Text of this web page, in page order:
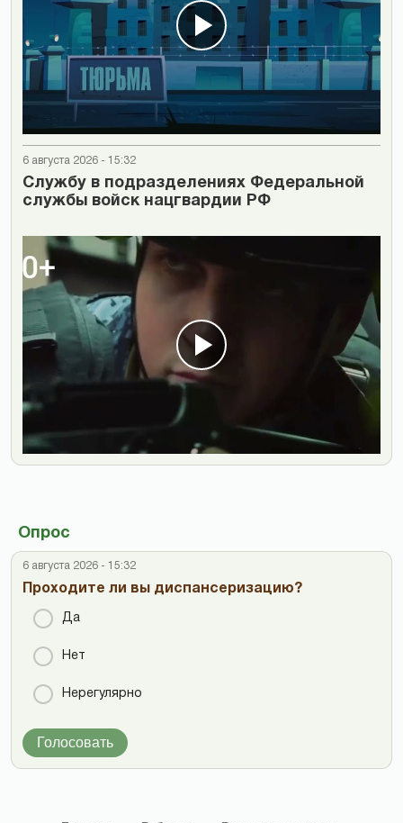
6 августа 2026 - 15:32
Cлужбу в подразделениях Федеральной
службы войск нацгвардии РФ
Опрос
6 августа 2026 - 15:32
Проходите ли вы диспансеризацию?
Да
Нет
Нерегулярно
Голосовать